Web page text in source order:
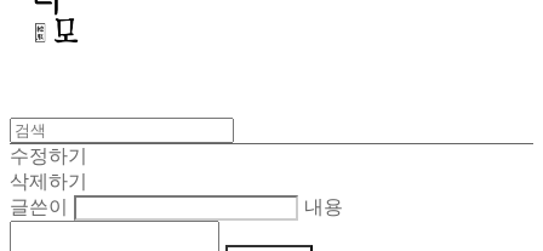
수정하기
삭제하기
글쓴이
내용